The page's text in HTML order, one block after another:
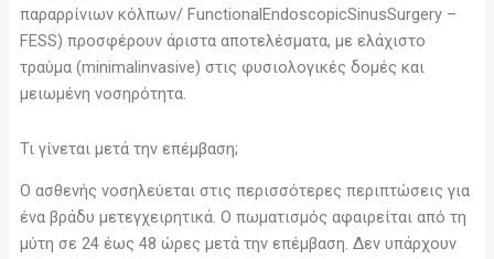
παραρρίνιων κόλπων/ FunctionalEndoscopicSinusSurgery –
FESS) προσφέρουν άριστα αποτελέσματα, με ελάχιστο
τραύμα (minimalinvasive) στις φυσιολογικές δομές και
μειωμένη νοσηρότητα.
Τι γίνεται μετά την επέμβαση;
Ο ασθενής νοσηλεύεται στις περισσότερες περιπτώσεις για
ένα βράδυ μετεγχειρητικά. Ο πωματισμός αφαιρείται από τη
μύτη σε 24 έως 48 ώρες μετά την επέμβαση. Δεν υπάρχουν